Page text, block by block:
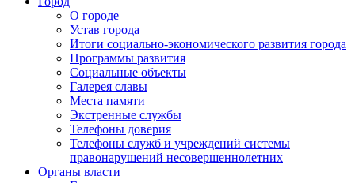
О городе
Устав города
Итоги социально-экономического развития города
Программы развития
Социальные объекты
Галерея славы
Места памяти
Экстренные службы
Телефоны доверия
Телефоны служб и учреждений системы
правонарушений несовершеннолетних
Органы власти